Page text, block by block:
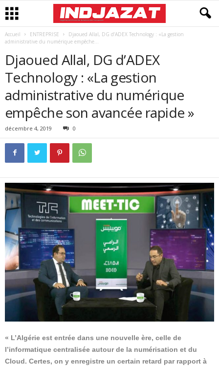
Accueil ENTREPRISE
Djaoued Allal, DG d’ADEX Technology : «La gestion
administrative du numérique empêche...
Djaoued Allal, DG d’ADEX
Technology : «La gestion
administrative du numérique
empêche son avancée rapide »
décembre 4, 2019 0
« L’Algérie est entrée dans une nouvelle ère, celle de
l’informatique centralisée autour de la numérisation et du
Cloud. Certes, on y enregistre un certain retard par rapport à